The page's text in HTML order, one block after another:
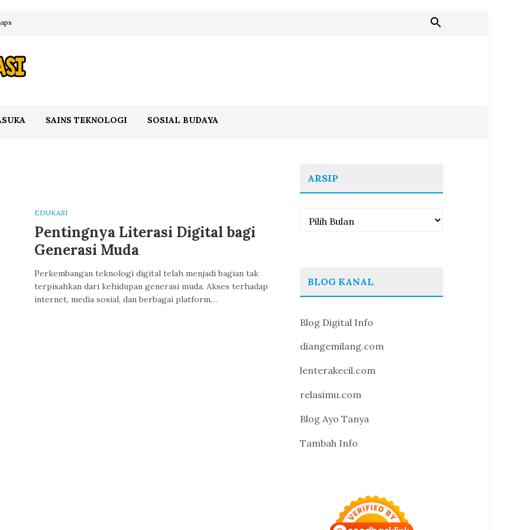
SAINS TEKNOLOGI SOSIAL BUDAYA
EDUKASI
Pentingnya Literasi Digital bagi
Generasi Muda
Perkembangan teknologi digital telah menjadi bagian tak
terpisahkan dari kehidupan generasi muda. Akses terhadap
internet, media sosial, dan berbagai platform…
ARSIP
Arsip
BLOG KANAL
Blog Digital Info
diangemilang.com
lenterakecil.com
relasimu.com
Blog Ayo Tanya
Tambah Info